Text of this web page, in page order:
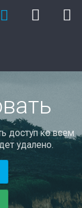
доступ ко всем
удалено.